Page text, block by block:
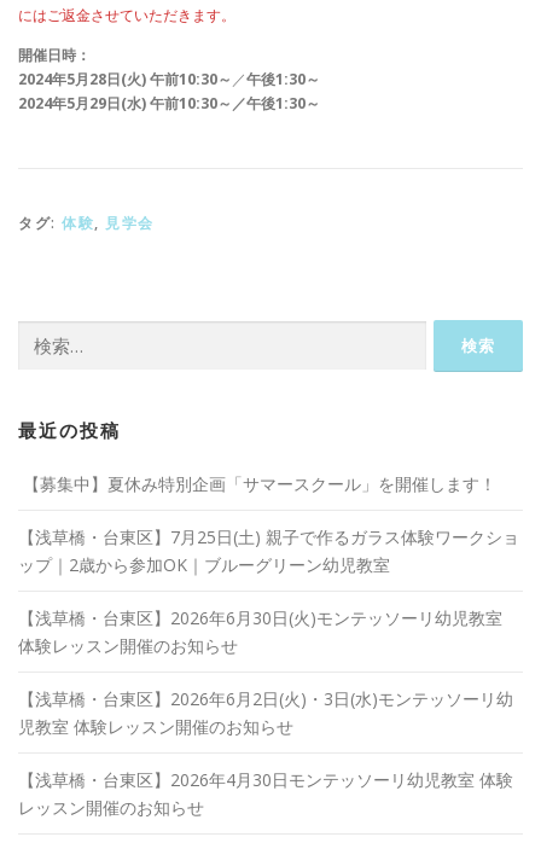
にはご返金させていただきます。
開催日時：
2024年5月28日(火) 午前10:30～ ／午後1:30～
2024年5月29日(水) 午前10:30～ ／午後1:30～
タグ: 体験, 見学会
索:
最近の投稿
【募集中】夏休み特別企画「サマースクール」を開催します！
【浅草橋・台東区】7月25日(土) 親子で作るガラス体験ワークショ
ップ｜2歳から参加OK｜ブルーグリーン幼児教室
【浅草橋・台東区】2026年6月30日(火)モンテッソーリ幼児教室
体験レッスン開催のお知らせ
【浅草橋・台東区】2026年6月2日(火)・3日(水)モンテッソーリ幼
児教室 体験レッスン開催のお知らせ
【浅草橋・台東区】2026年4月30日モンテッソーリ幼児教室 体験
レッスン開催のお知らせ